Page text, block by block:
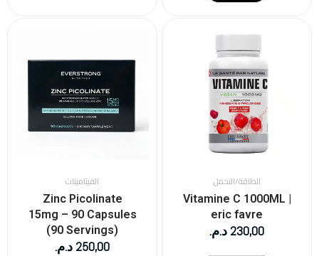
الطاقة/التحمل
Vitamine C 1000ML |
eric favre
230,00 د.م.
الفيتامينات
Zinc Picolinate
15mg – 90 Capsules
(90 Servings)
250,00 د.م.